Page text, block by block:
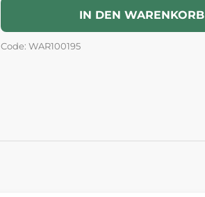
IN DEN WARENKORB
Code: WAR100195